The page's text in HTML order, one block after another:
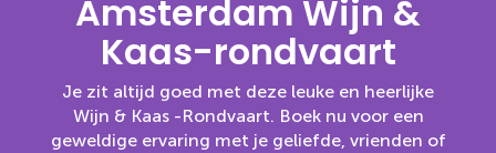
Amsterdam Wijn &
Kaas-rondvaart
Je zit altijd goed met deze leuke en heerlijke
Wijn & Kaas -Rondvaart. Boek nu voor een
geweldige ervaring met je geliefde, vrienden of